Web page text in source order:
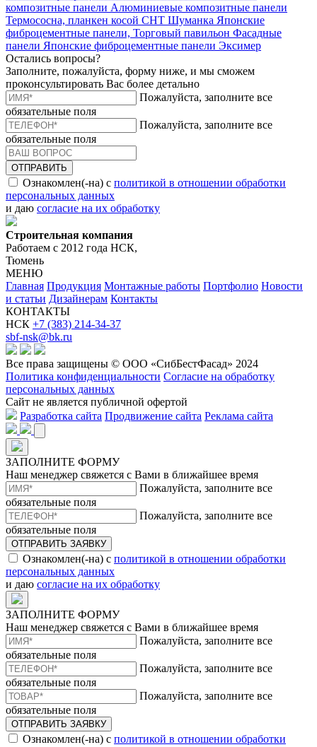
композитные панели Алюминиевые композитные панели
Термососна, планкен косой СНТ Шуманка Японские
фиброцементные панели, Торговый павильон Фасадные
панели Японские фиброцементные панели Эксимер
Остались вопросы?
Заполните, пожалуйста, форму ниже, и мы сможем
проконсультировать Вас более детально
Пожалуйста, заполните все
обязательные поля
Пожалуйста, заполните все
обязательные поля
ОТПРАВИТЬ
Ознакомлен(-на) с политикой в отношении обработки
персональных данных
и даю согласие на их обработку
Строительная компания
Работаем с 2012 года НСК,
Тюмень
МЕНЮ
Главная Продукция Монтажные работы Портфолио Новости
и статьи Дизайнерам Контакты
КОНТАКТЫ
НСК +7 (383) 214-34-37
sbf-nsk@bk.ru
Все права защищены © ООО «СибБестФасад» 2024
Политика конфиденциальности Согласие на обработку
персональных данных
Сайт не является публичной офертой
Разработка сайта Продвижение сайта Реклама сайта
ЗАПОЛНИТЕ ФОРМУ
Наш менеджер свяжется с Вами в ближайшее время
Пожалуйста, заполните все
обязательные поля
Пожалуйста, заполните все
обязательные поля
ОТПРАВИТЬ ЗАЯВКУ
Ознакомлен(-на) с политикой в отношении обработки
персональных данных
и даю согласие на их обработку
ЗАПОЛНИТЕ ФОРМУ
Наш менеджер свяжется с Вами в ближайшее время
Пожалуйста, заполните все
обязательные поля
Пожалуйста, заполните все
обязательные поля
Пожалуйста, заполните все
обязательные поля
ОТПРАВИТЬ ЗАЯВКУ
Ознакомлен(-на) с политикой в отношении обработки